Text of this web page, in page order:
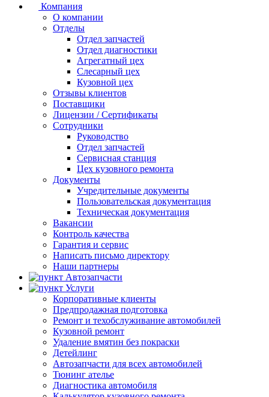
Компания
О компании
Отделы
Отдел запчастей
Отдел диагностики
Агрегатный цех
Слесарный цех
Кузовной цех
Отзывы клиентов
Поставщики
Лицензии / Сертификаты
Сотрудники
Руководство
Отдел запчастей
Сервисная станция
Цех кузовного ремонта
Документы
Учредительные документы
Пользовательская документация
Техническая документация
Вакансии
Контроль качества
Гарантия и сервис
Написать письмо директору
Наши партнеры
Автозапчасти
Услуги
Корпоративные клиенты
Предпродажная подготовка
Ремонт и техобслуживание автомобилей
Кузовной ремонт
Удаление вмятин без покраски
Детейлинг
Автозапчасти для всех автомобилей
Тюнинг ателье
Диагностика автомобиля